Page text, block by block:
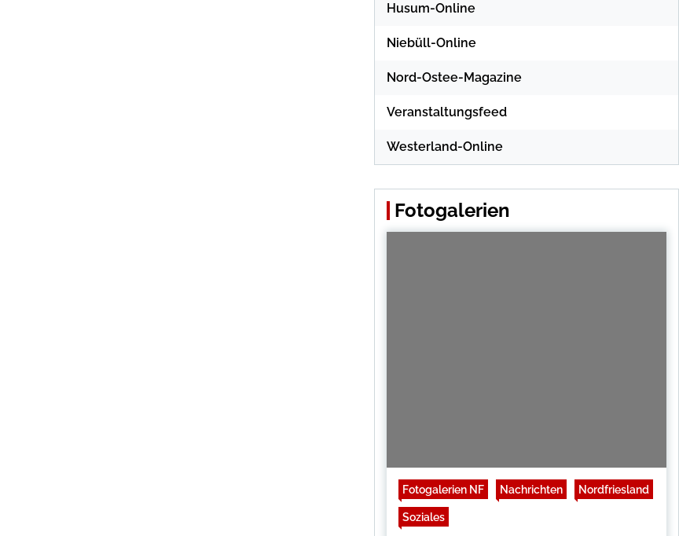
Husum-Online
Niebüll-Online
Nord-Ostee-Magazine
Veranstaltungsfeed
Westerland-Online
Fotogalerien
Fotogalerien NF Nachrichten Nordfriesland
Soziales